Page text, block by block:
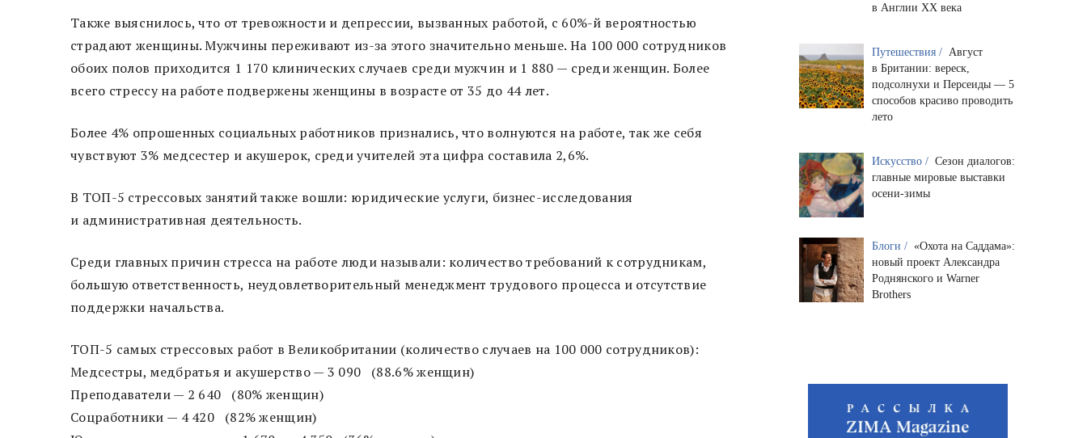
Также выяснилось, что от тревожности и депрессии, вызванных работой, с 60%-й вероятностью
страдают женщины. Мужчины переживают из-за этого значительно меньше. На 100 000 сотрудников
обоих полов приходится 1 170 клинических случаев среди мужчин и 1 880 — среди женщин. Более
всего стрессу на работе подвержены женщины в возрасте от 35 до 44 лет.
Более 4% опрошенных социальных работников признались, что волнуются на работе, так же себя
чувствуют 3% медсестер и акушерок, среди учителей эта цифра составила 2,6%.
В ТОП-5 стрессовых занятий также вошли: юридические услуги, бизнес-исследования
и административная деятельность.
Среди главных причин стресса на работе люди называли: количество требований к сотрудникам,
большую ответственность, неудовлетворительный менеджмент трудового процесса и отсутствие
поддержки начальства.
ТОП-5 самых стрессовых работ в Великобритании (количество случаев на 100 000 сотрудников):
Медсестры, медбратья и акушерство — 3 090 (88.6% женщин)
Преподаватели — 2 640 (80% женщин)
Соцработники — 4 420 (82% женщин)
в Англии XX века
Путешествия / Август
в Британии: вереск,
подсолнухи и Персеиды — 5
способов красиво проводить
лето
Искусство / Сезон диалогов:
главные мировые выставки
осени-зимы
Блоги / «Охота на Саддама»:
новый проект Александра
Роднянского и Warner
Brothers